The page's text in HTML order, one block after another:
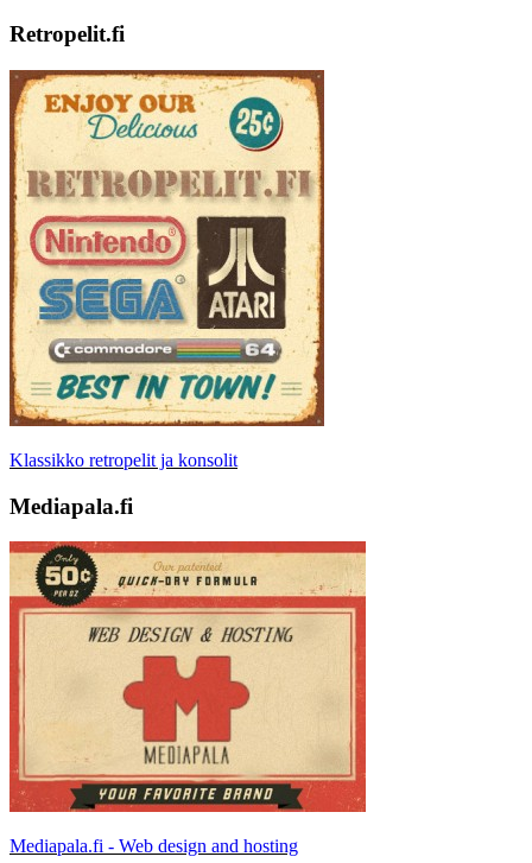
Retropelit.fi
Klassikko retropelit ja konsolit
Mediapala.fi
Mediapala.fi - Web design and hosting